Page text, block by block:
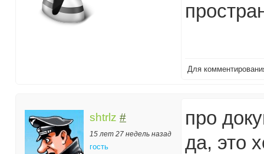
Для
shtrlz #
15 лет 27 недель назад
гость
про
да, это